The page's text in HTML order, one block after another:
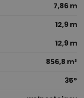
7,86 m
12,9 m
12,9 m
856,8 m³
35°